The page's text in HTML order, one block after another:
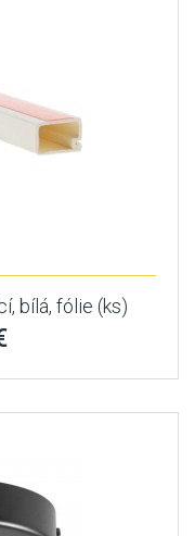
bílá, fólie (ks)